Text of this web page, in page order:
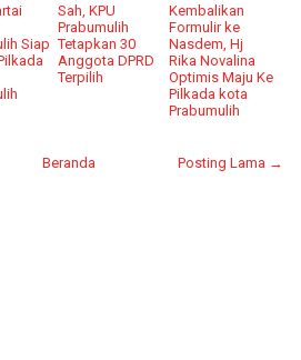
Siap
Sah, KPU
Prabumulih
Tetapkan 30
Anggota DPRD
Terpilih
Kembalikan
Formulir ke
Nasdem, Hj
Rika Novalina
Optimis Maju Ke
Pilkada kota
Prabumulih
Posting Lama →
Beranda